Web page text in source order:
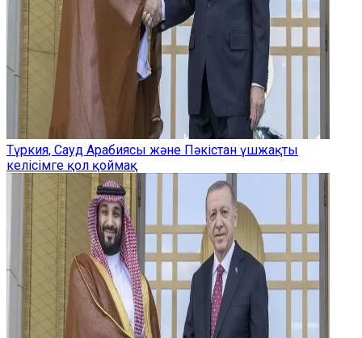
Түркия, Сауд Арабиясы және Пәкістан үшжақты
келісімге қол қоймақ